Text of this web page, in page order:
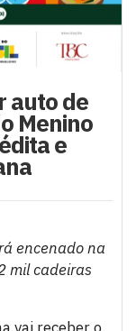
auto de
Menino
e
encenado na
mil cadeiras